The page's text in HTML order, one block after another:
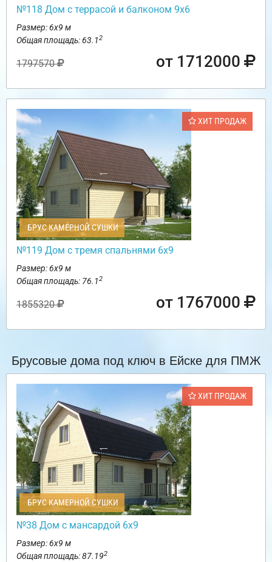
№118 Дом с террасой и балконом 9х6
Размер: 6х9 м
Общая площадь: 63.12
1797570 от 1712000
ХИТ ПРОДАЖ
БРУС КАМЕРНОЙ СУШКИ
№119 Дом с тремя спальнями 6х9
Размер: 6х9 м
Общая площадь: 76.12
1855320 от 1767000
Брусовые дома под ключ в Ейске для ПМЖ
ХИТ ПРОДАЖ
БРУС КАМЕРНОЙ СУШКИ
№38 Дом с мансардой 6х9
Размер: 6х9 м
Общая площадь: 87.192